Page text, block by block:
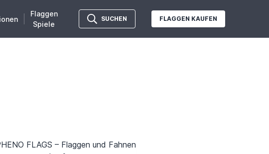
Flaggen
Spiele
SUCHEN FLAGGEN KAUFEN